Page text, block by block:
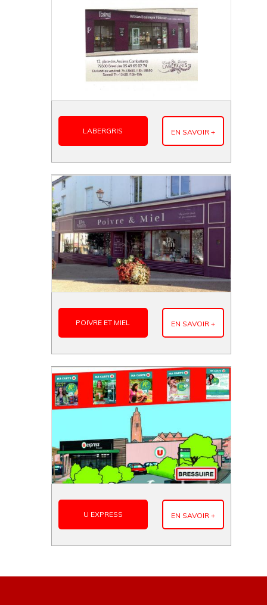
LABERGRIS EN SAVOIR +
POIVRE ET MIEL EN SAVOIR +
U EXPRESS EN SAVOIR +